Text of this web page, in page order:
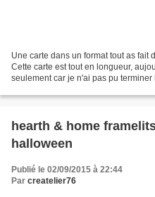
Une carte dans un format tout as fait
Cette carte est tout en longueur,
seulement car je n'ai pas pu
hearth & home
halloween
Publié le 02/09/2015 à 22:44
Par createlier76